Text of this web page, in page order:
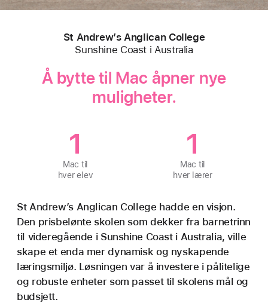
St Andrew’s Anglican College
Sunshine Coast i Australia
Å bytte til Mac åpner nye
muligheter.
1
Mac til
hver elev
1
Mac til
hver lærer
St Andrew’s Anglican College hadde en visjon.
Den prisbelønte skolen som dekker fra barnetrinn
til videregående i Sunshine Coast i Australia, ville
skape et enda mer dynamisk og nyskapende
lærings­miljø. Løsningen var å investere i pålitelige
og robuste enheter som passet til skolens mål og
budsjett.